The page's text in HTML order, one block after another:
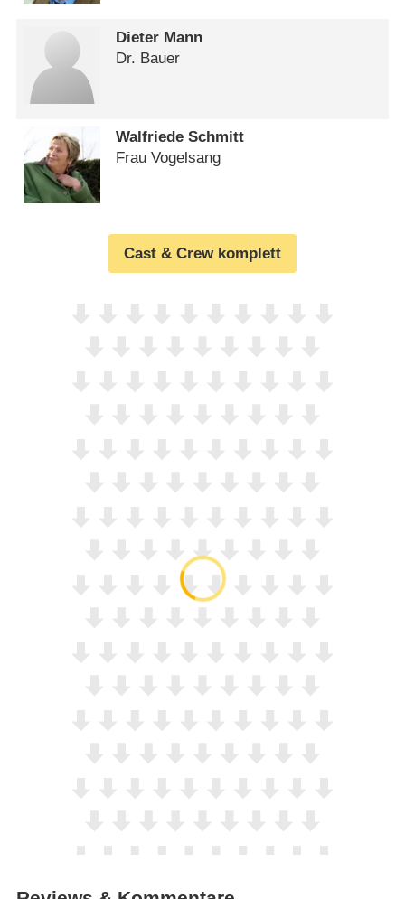
Dieter Mann
Dr. Bauer
Walfriede Schmitt
Frau Vogelsang
Cast & Crew komplett